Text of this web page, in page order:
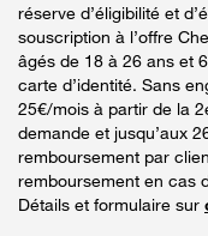
réserve d’éligibilité et
souscription à l’offre
âgés de 18 à 26 ans et
carte d’identité. Sans
25€/mois à partir de la
demande et jusqu’aux
remboursement par
remboursement en cas
Détails et formulaire sur